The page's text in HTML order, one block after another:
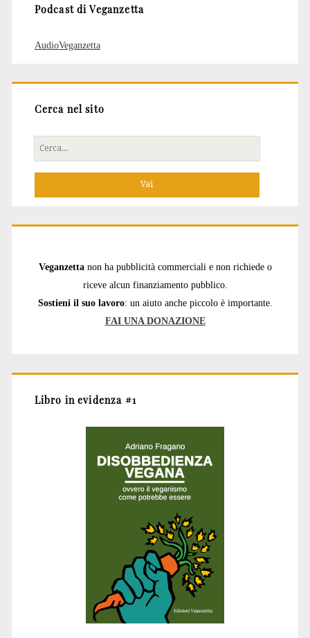
Podcast di Veganzetta
AudioVeganzetta
Cerca nel sito
Cerca
per:
Veganzetta non ha pubblicità commerciali e non richiede o
riceve alcun finanziamento pubblico.
Sostieni il suo lavoro: un aiuto anche piccolo è importante.
FAI UNA DONAZIONE
Libro in evidenza #1